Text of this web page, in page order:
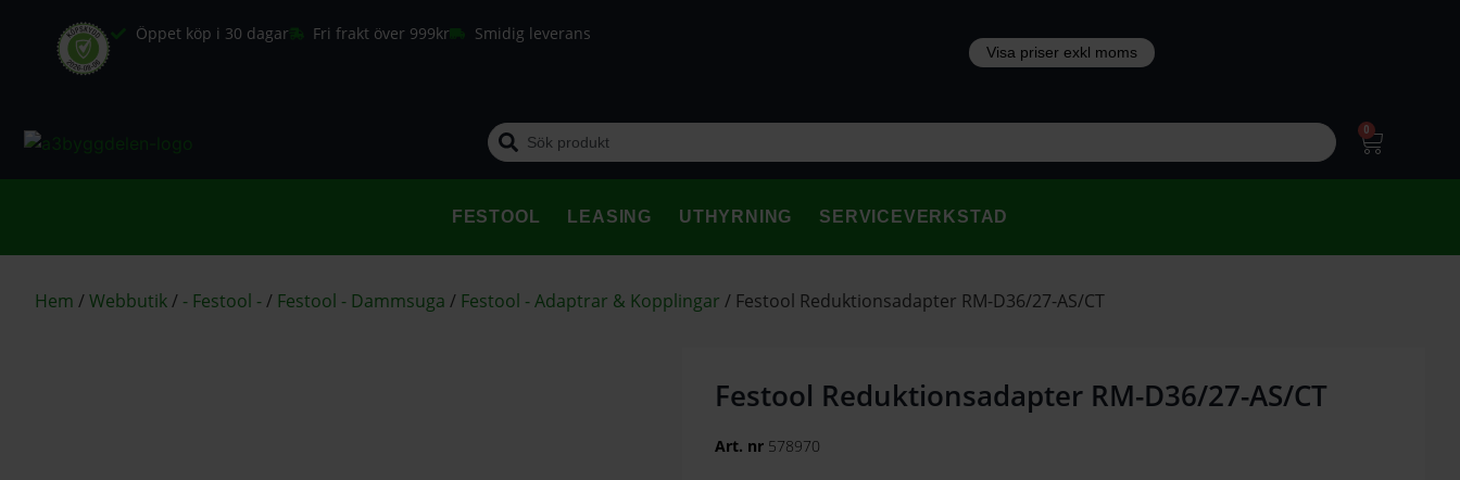
Öppet köp i 30 dagar Fri frakt över 999kr Smidig leverans
0
FESTOOL LEASING UTHYRNING SERVICEVERKSTAD
Hem /Webbutik/ - Festool -/ Festool - Dammsuga / Festool - Adaptrar & Kopplingar / Festool Reduktionsadapter RM-D36/27-AS/CT
Festool Reduktionsadapter RM-D36/27-AS/CT
Art. nr 578970